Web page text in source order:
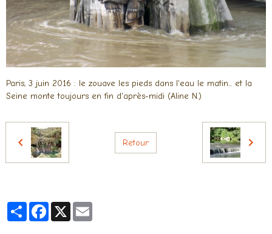
Paris, 3 juin 2016 : le zouave les pieds dans l'eau le matin... et la
Seine monte toujours en fin d'après-midi (Aline N.)
Retour
PartagerFacebook
X